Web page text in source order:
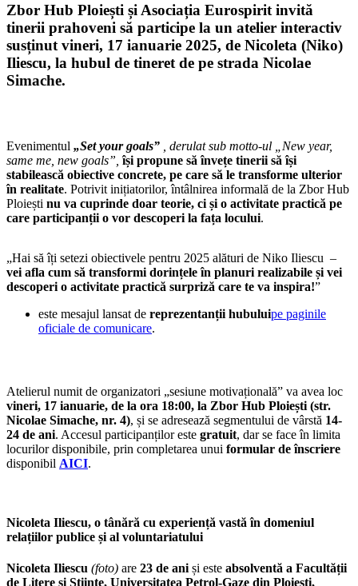
Zbor Hub Ploiești și Asociația Eurospirit invită
tinerii prahoveni să participe la un atelier interactiv
susținut vineri, 17 ianuarie 2025, de Nicoleta (Niko)
Iliescu, la hubul de tineret de pe strada Nicolae
Simache.
Evenimentul „Set your goals” , derulat sub motto-ul „New year,
same me, new goals”, își propune să învețe tinerii să își
stabilească obiective concrete, pe care să le transforme ulterior
în realitate. Potrivit inițiatorilor, întâlnirea informală de la Zbor Hub
Ploiești nu va cuprinde doar teorie, ci și o activitate practică pe
care participanții o vor descoperi la fața locului.
„Hai să îți setezi obiectivele pentru 2025 alături de Niko Iliescu –
vei afla cum să transformi dorințele în planuri realizabile și vei
descoperi o activitate practică surpriză care te va inspira!”
este mesajul lansat de reprezentanții hubuluipe paginile
oficiale de comunicare.
Atelierul numit de organizatori „sesiune motivațională” va avea loc
vineri, 17 ianuarie, de la ora 18:00, la Zbor Hub Ploiești (str.
Nicolae Simache, nr. 4), și se adresează segmentului de vârstă 14-
24 de ani. Accesul participanților este gratuit, dar se face în limita
locurilor disponibile, prin completarea unui formular de înscriere
disponibil AICI.
Nicoleta Iliescu, o tânără cu experiență vastă în domeniul
relațiilor publice și al voluntariatului
Nicoleta Iliescu (foto) are 23 de ani și este absolventă a Facultății
de Litere și Științe, Universitatea Petrol-Gaze din Ploiești,